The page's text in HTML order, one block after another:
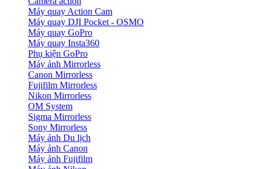
Máy quay Action Cam
Máy quay DJI Pocket - OSMO
Máy quay GoPro
Máy quay Insta360
Phụ kiện GoPro
Máy ảnh Mirrorless
Canon Mirrorless
Fujifilm Mirrorless
Nikon Mirrorless
OM System
Sigma Mirrorless
Sony Mirrorless
Máy ảnh Du lịch
Máy ảnh Canon
Máy ảnh Fujifilm